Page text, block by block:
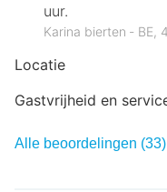
Locatie
Gastvrijheid en
uur.
Karina bierten ‐ BE,
Alle beoordelingen (33)